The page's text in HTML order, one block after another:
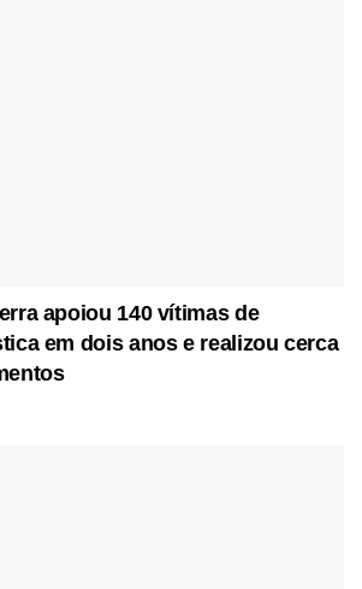
apoiou 140 vítimas de
em dois anos e realizou cerca